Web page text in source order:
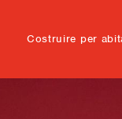
Costruire per